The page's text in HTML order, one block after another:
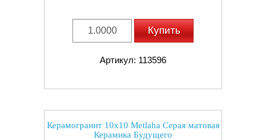
Купить
Артикул: 113596
Керамогранит 10x10 Metlaha Серая матовая
Керамика Будущего